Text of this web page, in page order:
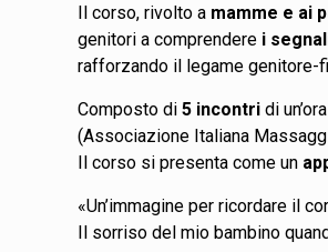
Il corso, rivolto a mamme e ai
genitori a comprendere i
rafforzando il legame genitore-
Composto di5 incontri di
(Associazione Italiana
Il corso si presenta come un
«Un’immagine per ricordare il
Il sorriso del mio bambino